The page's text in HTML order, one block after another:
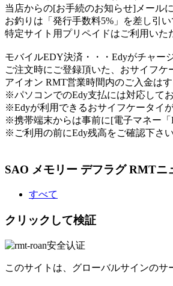
当店からの[お手続のお知らせ]メール
お釣りは「発行手数料5%」を差し引
特定サイト用プリペイドはご利用いた
モバイルEDY決済 ・・・Edyがチャー
ご注文時にご登録頂いた、おサイフ
アイオン RMT営業時間内のご入金は
※パソコンでのEdy支払には対応してお
※Edyが利用できるおサイフケータイが
※携帯端末からは事前に[電子マネー「
※ご利用の前にEdy残高をご確認下さい
SAO メモリー デフラグ RMTニ
すべて
クリックして検証
このサイトは、グローバルサインのサ